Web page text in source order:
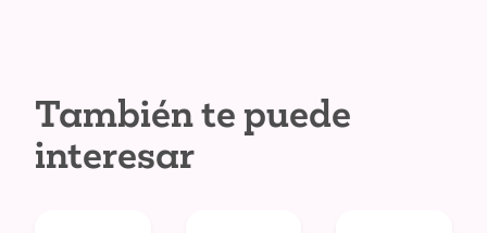
También te puede
interesar